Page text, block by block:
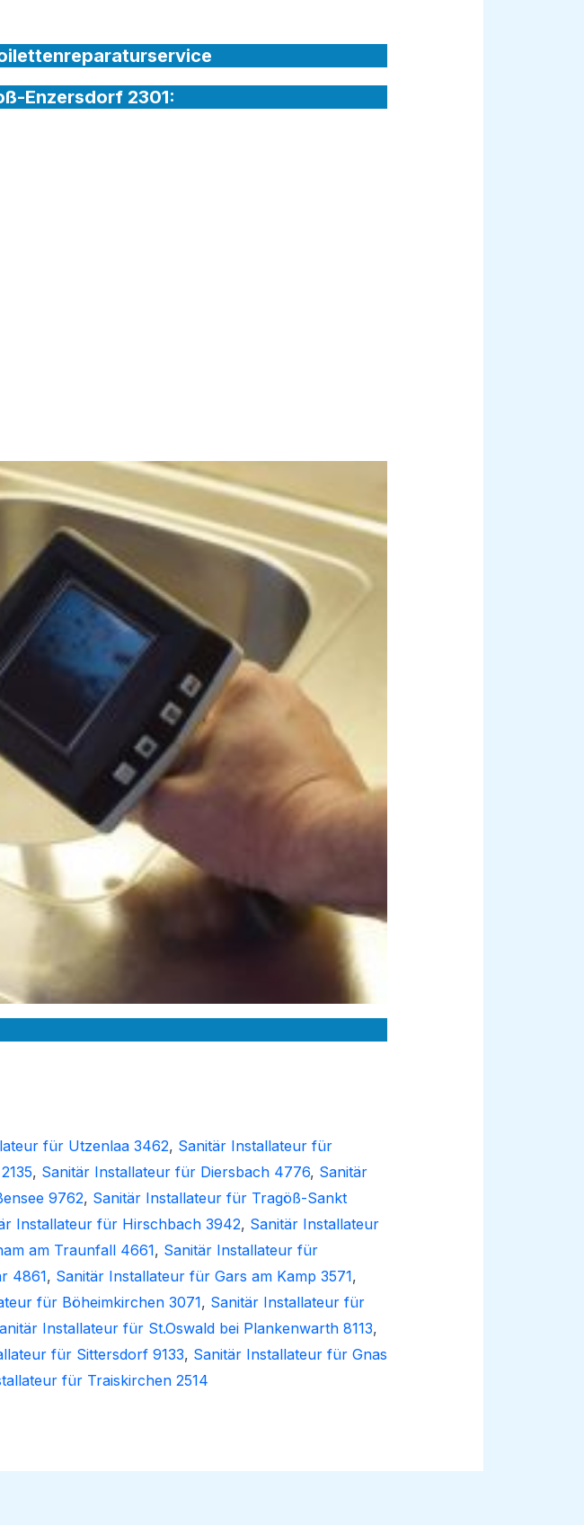
Enzersdorf 2301:
für Utzenlaa 3462, Sanitär Installateur für
, Sanitär Installateur für Diersbach 4776, Sanitär
9762, Sanitär Installateur für Tragöß-Sankt
Installateur für Hirschbach 3942, Sanitär Installateur
am Traunfall 4661, Sanitär Installateur für
4861, Sanitär Installateur für Gars am Kamp 3571,
für Böheimkirchen 3071, Sanitär Installateur für
Installateur für St.Oswald bei Plankenwarth 8113,
für Sittersdorf 9133, Sanitär Installateur für Gnas
für Traiskirchen 2514